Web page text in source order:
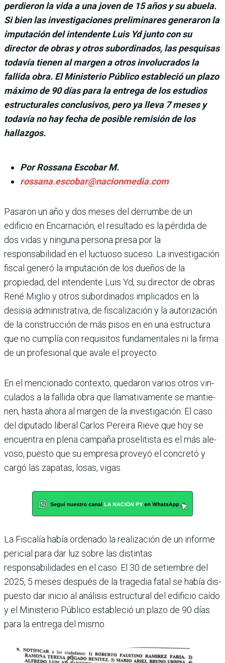
perdieron la vida a una joven de 15 años y su abuela.
Si bien las investigaciones preliminares generaron la
imputación del intendente Luis Yd junto con su
director de obras y otros subordinados, las pesquisas
todavía tienen al margen a otros involucrados la
fallida obra. El Ministerio Público estableció un plazo
máximo de 90 días para la entrega de los estudios
estructurales conclusivos, pero ya lleva 7 meses y
todavía no hay fecha de posible remisión de los
hallazgos.
Por Rossana Escobar M.
rossana.escobar@nacionmedia.com
Pasaron un año y dos meses del derrumbe de un
edificio en Encarnación, el resultado es la pérdida de
dos vidas y ninguna persona presa por la
responsabilidad en el luc­tuoso suceso. La investiga­ción
fiscal generó la impu­tación de los dueños de la
propiedad, del intendente Luis Yd, su director de obras
René Miglio y otros subor­dinados implicados en la
desisia administrativa, de fiscalización y la autoriza­ción
de la construcción de más pisos en en una estruc­tura
que no cumplía con requisitos fundamentales ni la firma
de un profesional que avale el proyecto.
En el mencionado contexto, quedaron varios otros vin­
culados a la fallida obra que llamativamente se mantie­
nen, hasta ahora al margen de la investigación. El caso
del diputado liberal Car­los Pereira Rieve que hoy se
encuentra en plena campaña proselitista es el más ale­
voso, puesto que su empresa proveyó el concretó y
cargó las zapatas, losas, vigas.
La Fiscalía había ordenado la realización de un informe
pericial para dar luz sobre las distintas
responsabilidades en el caso. El 30 de setiembre del
2025, 5 meses después de la tragedia fatal se había dis­
puesto dar inicio al análisis estructural del edificio caído
y el Ministerio Público esta­bleció un plazo de 90 días
para la entrega del mismo.